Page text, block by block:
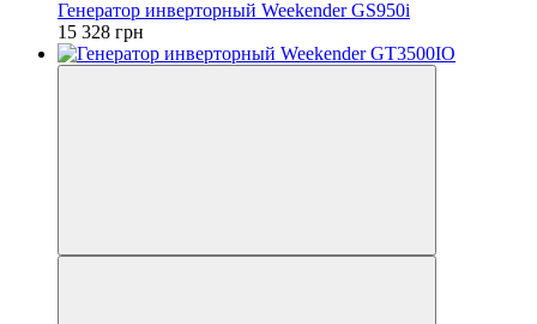
Генератор инверторный Weekender GS950i
15 328 грн